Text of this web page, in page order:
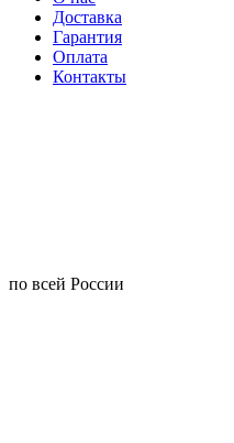
Доставка
Гарантия
Оплата
Контакты
по всей России